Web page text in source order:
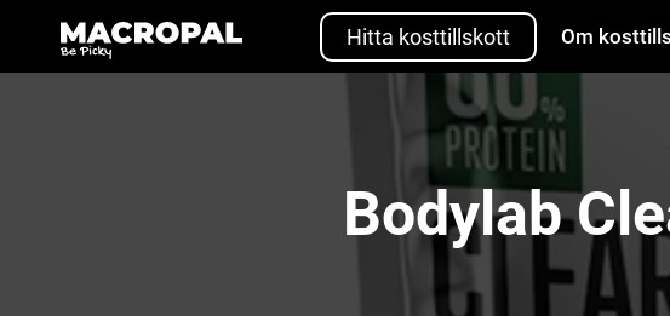
content
Hitta kosttillskott Om
Bodylab